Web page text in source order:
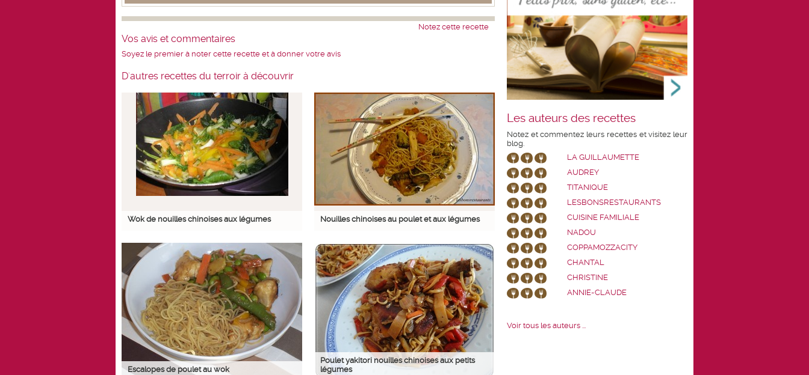
Notez cette recette
Vos avis et commentaires
Soyez le premier à noter cette recette et à donner votre avis
D'autres recettes du terroir à découvrir
Wok de nouilles chinoises aux légumes Nouilles chinoises au poulet et aux légumes
Escalopes de poulet au wok
Poulet yakitori nouilles chinoises aux petits
légumes
Les auteurs des recettes
Notez et commentez leurs recettes et visitez leur
blog.
LA GUILLAUMETTE
AUDREY
TITANIQUE
LESBONSRESTAURANTS
CUISINE FAMILIALE
NADOU
COPPAMOZZACITY
CHANTAL
CHRISTINE
ANNIE-CLAUDE
Voir tous les auteurs ...